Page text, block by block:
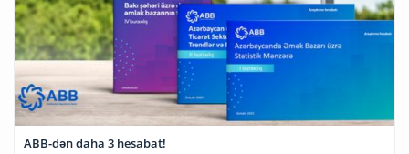
ABB-dən daha 3 hesabat!